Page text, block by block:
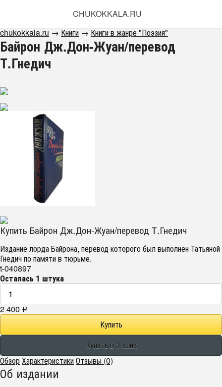
CHUKOKKALA.RU
chukokkala.ru → Книги → Книги в жанре "Поэзия"
Байрон Дж.Дон-Жуан/перевод
Т.Гнедич
Купить Байрон Дж.Дон-Жуан/перевод Т.Гнедич
Издание лорда Байрона, перевод которого был выполнен Татьяной
Гнедич по памяти в тюрьме.
t-040897
Осталась 1 штука
2 400 Р
ОбзорХарактеристикиОтзывы (0)
Об издании